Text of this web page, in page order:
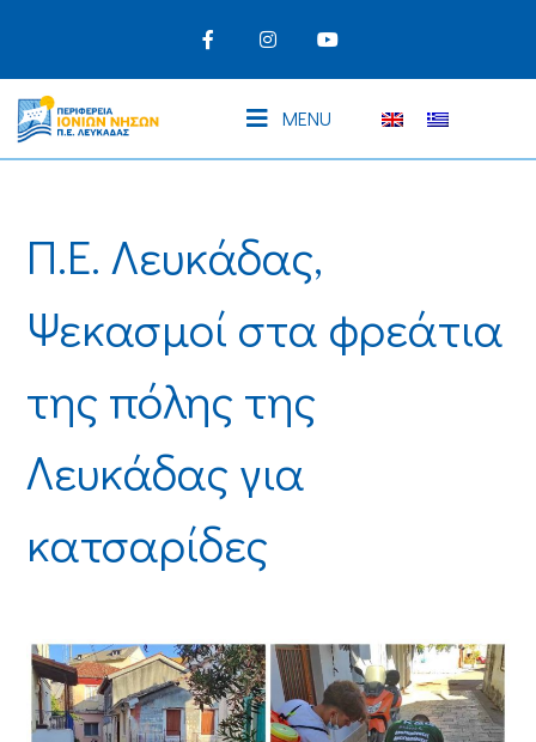
MENU
Π.Ε. Λευκάδας,
Ψεκασμοί στα φρεάτια
της πόλης της
Λευκάδας για
κατσαρίδες